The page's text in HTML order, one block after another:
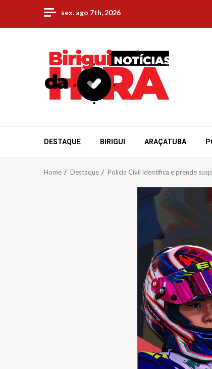
content
sex. ago 7th, 2026
DESTAQUE BIRIGUI ARAÇATUBA
Home Destaque Polícia Civil identifica e prende